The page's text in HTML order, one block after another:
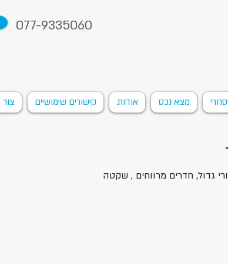
077-9335060
מצא נכס אודות קישורים שימושיים
גדול, חדרים מרווחים , שקטה